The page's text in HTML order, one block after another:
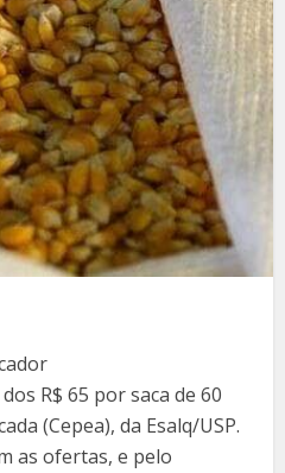
R$ 65 por saca de 60
(Cepea), da Esalq/USP.
as ofertas, e pelo